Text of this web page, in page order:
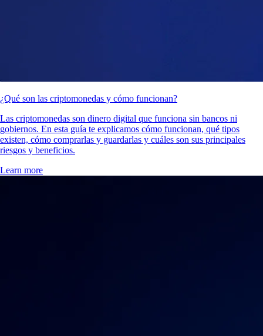
¿Qué son las criptomonedas y cómo funcionan?
Las criptomonedas son dinero digital que funciona sin bancos ni
gobiernos. En esta guía te explicamos cómo funcionan, qué tipos
existen, cómo comprarlas y guardarlas y cuáles son sus principales
riesgos y beneficios.
Learn more